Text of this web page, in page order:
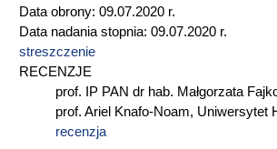
Data obrony: 09.07.2020 r.
Data nadania stopnia: 09.07.2020 r.
streszczenie
RECENZJE
prof. IP PAN dr hab. Małgorzata
prof. Ariel Knafo-Noam, Uniwersytet
recenzja